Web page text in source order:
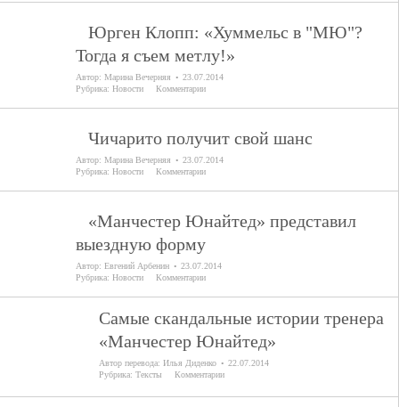
Юрген Клопп: «Хуммельс в "МЮ"?
Тогда я съем метлу!»
Автор: Марина Вечерняя
23.07.2014
Рубрика: Новости Комментарии
Чичарито получит свой шанс
Автор: Марина Вечерняя
23.07.2014
Рубрика: Новости Комментарии
«Манчестер Юнайтед» представил
выездную форму
Автор: Евгений Арбенин
23.07.2014
Рубрика: Новости Комментарии
Самые скандальные истории тренера
«Манчестер Юнайтед»
Автор перевода:Илья Диденко
22.07.2014
Рубрика:Тексты Комментарии